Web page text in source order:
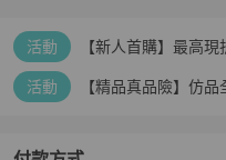
活動 【新人首購】最高
活動 【精品真品險】仿